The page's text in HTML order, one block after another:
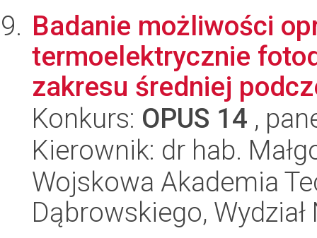
Badanie możliwości
termoelektrycznie
zakresu średniej
Konkurs: OPUS 14 ,
Kierownik: dr hab.
Wojskowa Akademia
Dąbrowskiego,